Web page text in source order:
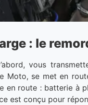
: le
vous
Moto, se met en
en route : batterie à
est conçu pour